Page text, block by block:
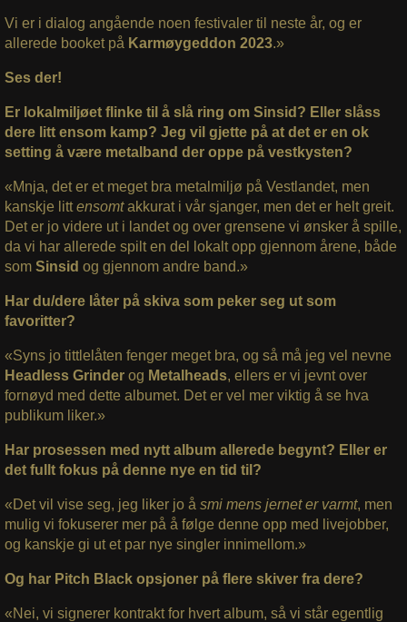
Vi er i dialog angående noen festivaler til neste år, og er
allerede booket på Karmøygeddon 2023.»
Ses der!
Er lokalmiljøet flinke til å slå ring om Sinsid? Eller slåss
dere litt ensom kamp? Jeg vil gjette på at det er en ok
setting å være metalband der oppe på vestkysten?
«Mnja, det er et meget bra metalmiljø på Vestlandet, men
kanskje littensomtakkurat i vår sjanger, men det er helt greit.
Det er jo videre ut i landet og over grensene vi ønsker å spille,
da vi har allerede spilt en del lokalt opp gjennom årene, både
som Sinsid og gjennom andre band.»
Har du/dere låter på skiva som peker seg ut som
favoritter?
«Syns jo tittlelåten fenger meget bra, og så må jeg vel nevne
Headless Grinderog Metalheads, ellers er vi jevnt over
fornøyd med dette albumet. Det er vel mer viktig å se hva
publikum liker.»
Har prosessen med nytt album allerede begynt? Eller er
det fullt fokus på denne nye en tid til?
«Det vil vise seg, jeg liker jo å smi mens jernet er varmt, men
mulig vi fokuserer mer på å følge denne opp med livejobber,
og kanskje gi ut et par nye singler innimellom.»
Og har Pitch Black opsjoner på flere skiver fra dere?
«Nei, vi signerer kontrakt for hvert album, så vi står egentlig